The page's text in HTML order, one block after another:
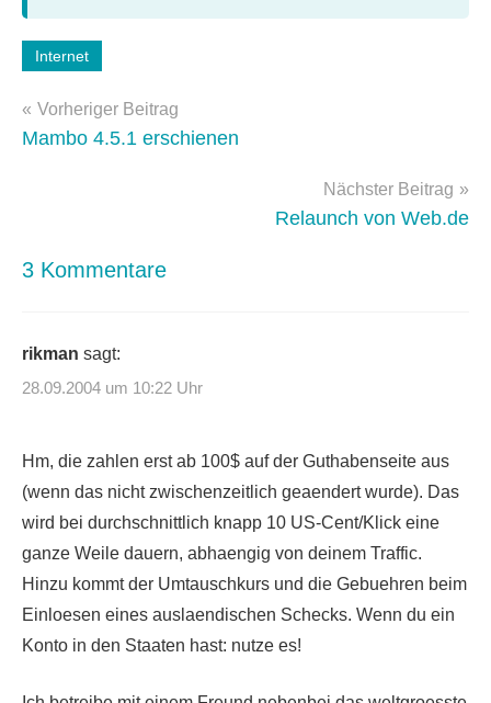
Schlagwörter:
Internet
Beitragsnavigation
Vorheriger Beitrag
Mambo 4.5.1 erschienen
Nächster Beitrag
Relaunch von Web.de
3 Kommentare
rikman sagt:
28.09.2004 um 10:22 Uhr
Hm, die zahlen erst ab 100$ auf der Guthabenseite aus
(wenn das nicht zwischenzeitlich geaendert wurde). Das
wird bei durchschnittlich knapp 10 US-Cent/Klick eine
ganze Weile dauern, abhaengig von deinem Traffic.
Hinzu kommt der Umtauschkurs und die Gebuehren beim
Einloesen eines auslaendischen Schecks. Wenn du ein
Konto in den Staaten hast: nutze es!